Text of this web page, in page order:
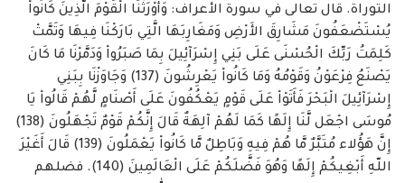
التوراة. قال تعالى في سورة ‏الأعراف: وَأَوْرَثْنَا الْقَوْمَ الَّذِينَ كَانُواْ
يُسْتَضْعَفُونَ مَشَارِقَ الأَرْضِ وَمَغَارِبَهَا الَّتِي بَارَكْنَا فِيهَا وَتَمَّتْ
كَلِمَتُ رَبِّكَ ‏الْحُسْنَى عَلَى بَنِي إِسْرَآئِيلَ بِمَا صَبَرُواْ وَدَمَّرْنَا مَا كَانَ
يَصْنَعُ فِرْعَوْنُ وَقَوْمُهُ وَمَا كَانُواْ يَعْرِشُونَ (137) وَجَاوَزْنَا ‏بِبَنِي
إِسْرَآئِيلَ الْبَحْرَ فَأَتَوْاْ عَلَى قَوْمٍ يَعْكُفُونَ عَلَى أَصْنَامٍ لَّهُمْ قَالُواْ يَا
مُوسَى اجْعَل لَّنَا إِلَهًا كَمَا لَهُمْ آلِهَةٌ قَالَ ‏إِنَّكُمْ قَوْمٌ تَجْهَلُونَ (138)
إِنَّ هَؤُلاء مُتَبَّرٌ مَّا هُمْ فِيهِ وَبَاطِلٌ مَّا كَانُواْ يَعْمَلُونَ (139) قَالَ أَغَيْرَ
اللّهِ أَبْغِيكُمْ ‏إِلَهًا وَهُوَ فَضَّلَكُمْ عَلَى الْعَالَمِينَ (140). فضلهم